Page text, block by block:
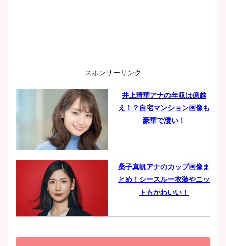
肉も凄い！
鈴木唯の太ってた時の体重が
ヤバすぎww原因や痩せたダ
豊島実季アナのカップ画像ま
とめ！美脚や水着姿に年齢も
スポンサーリンク
井上清華アナの年収は億越
え！？自宅マンション画像も
豪華で凄い！
桑子真帆アナのカップ画像ま
とめ！シースルー衣装やニッ
トもかわいい！
小室瑛莉子のカップ画像まと